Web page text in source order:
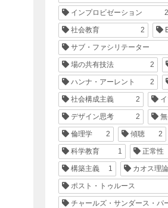
インプロビゼーション 2
社会教育 2
サブ・ファシリテーター
場の共有技法 2
ハンナ・アーレント 2
社会構成主義 2
デザイン思考 2
倫理学 2 傾聴 2
科学教育 1 正常性
構築主義 1 カオス理論
ポスト・トゥルース
チャールズ・サンダース・パ